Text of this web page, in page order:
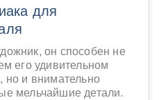
для
он способен не
его удивительном
но и внимательно
мельчайшие детали.